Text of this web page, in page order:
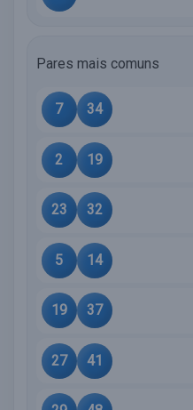
Pares mais comuns
7 34
2 19
23 32
5 14
19 37
27 41